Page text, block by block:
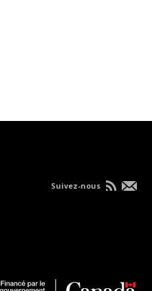
Suivez-nous